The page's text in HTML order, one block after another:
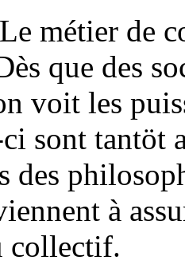
métier de
que des
voit les
sont tantöt
des
à
collectif.